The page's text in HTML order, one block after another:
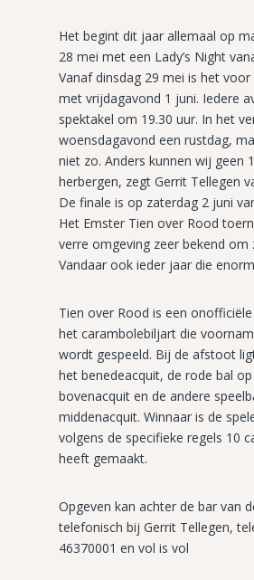
Het begint dit jaar allemaal op
28 mei met een Lady’s Night
Vanaf dinsdag 29 mei is het
met vrijdagavond 1 juni. Iedere
spektakel om 19.30 uur. In het
woensdagavond een rustdag,
niet zo. Anders kunnen wij geen
herbergen, zegt Gerrit Tellegen
De finale is op zaterdag 2 juni
Het Emster Tien over Rood
verre omgeving zeer bekend om
Vandaar ook ieder jaar die
Tien over Rood is een
het carambolebiljart die
wordt gespeeld. Bij de afstoot
het benedeacquit, de rode bal
bovenacquit en de andere
middenacquit. Winnaar is de
volgens de specifieke regels 10
heeft gemaakt.
Opgeven kan achter de bar van
telefonisch bij Gerrit Tellegen,
46370001 en vol is vol